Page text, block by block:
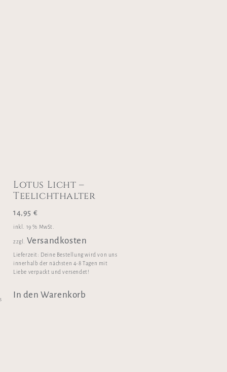
Lotus Licht –
Teelichthalter
14,95 €
inkl. 19 % MwSt.
zzgl. Versandkosten
Lieferzeit: Deine Bestellung wird von uns
innerhalb der nächsten 4-8 Tagen mit
Liebe verpackt und versendet!
In den Warenkorb